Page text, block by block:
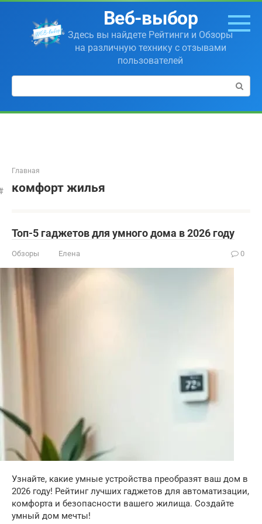
Перейти
контенту
Веб-выбор
Здесь вы найдете Рейтинги и Обзоры
на различную технику с отзывами
пользователей
Поиск:
Главная
комфорт жилья
Топ-5 гаджетов для умного дома в 2026 году
Обзоры Елена 0
Узнайте, какие умные устройства преобразят ваш дом в
2026 году! Рейтинг лучших гаджетов для автоматизации,
комфорта и безопасности вашего жилища. Создайте
умный дом мечты!